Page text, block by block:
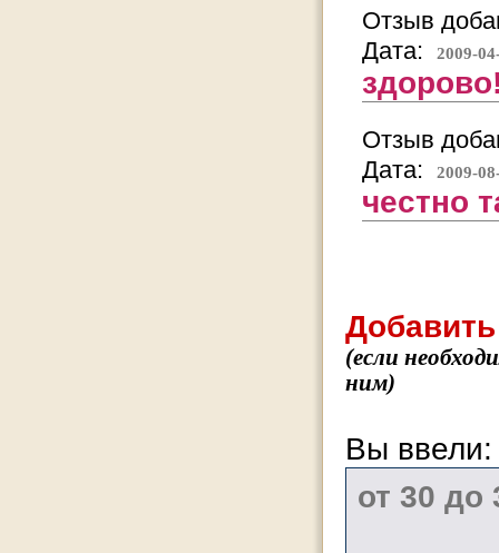
Отзыв
Дата:
2009-
Отзыв
Дата:
2009-
честно
(если
ним)
Вы